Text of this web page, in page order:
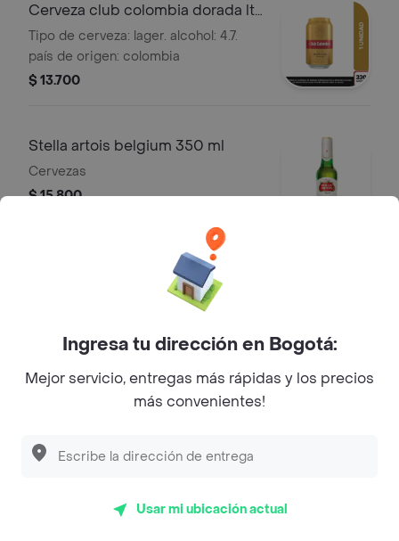
Cerveza club colombia dorada lta
330ml
Tipo de cerveza: lager. alcohol: 4.7.
país de origen: colombia
$ 13.700
Stella artois belgium 350 ml
Cervezas
$ 15.800
Cerveza corona bot. 355ml
Tipo de cerveza: lager.país de origen:
$ 15.800
Acompañamientos
Maduro cremoso
Ingresa tu dirección en Bogotá:
Mejor servicio, entregas más rápidas y los precios
más convenientes!
Usar mi ubicación actual